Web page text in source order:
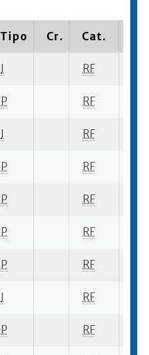
Tipo Cr. Cat.
I RF
P RF
I RF
P RF
P RF
P RF
P RF
I RF
P RF